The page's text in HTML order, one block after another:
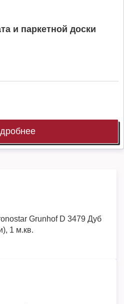
и паркетной доски
Grunhof D 3479 Дуб
1 м.кв.